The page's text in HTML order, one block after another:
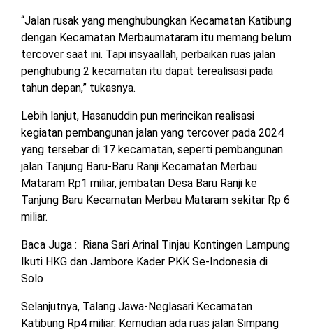
“Jalan rusak yang menghubungkan Kecamatan Katibung
dengan Kecamatan Merbaumataram itu memang belum
tercover saat ini. Tapi insyaallah, perbaikan ruas jalan
penghubung 2 kecamatan itu dapat terealisasi pada
tahun depan,” tukasnya.
Lebih lanjut, Hasanuddin pun merincikan realisasi
kegiatan pembangunan jalan yang tercover pada 2024
yang tersebar di 17 kecamatan, seperti pembangunan
jalan Tanjung Baru-Baru Ranji Kecamatan Merbau
Mataram Rp1 miliar, jembatan Desa Baru Ranji ke
Tanjung Baru Kecamatan Merbau Mataram sekitar Rp 6
miliar.
Baca Juga : Riana Sari Arinal Tinjau Kontingen Lampung
Ikuti HKG dan Jambore Kader PKK Se-Indonesia di
Solo
Selanjutnya, Talang Jawa-Neglasari Kecamatan
Katibung Rp4 miliar. Kemudian ada ruas jalan Simpang